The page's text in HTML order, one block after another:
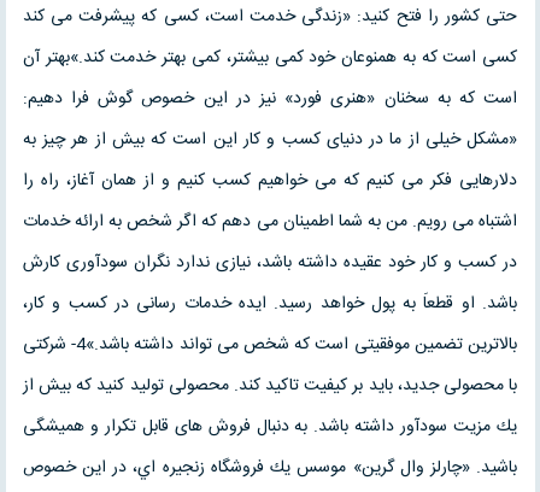
حتى كشور را فتح كنيد: «زندگى خدمت است، كسى كه پيشرفت مى كند
كسى است كه به همنوعان خود كمى بيشتر، كمى بهتر خدمت كند.»بهتر آن
است كه به سخنان «هنرى فورد» نيز در اين خصوص گوش فرا دهيم:
«مشكل خيلى از ما در دنياى كسب و كار اين است كه بيش از هر چيز به
دلارهايى فكر مى كنيم كه مى خواهيم كسب كنيم و از همان آغاز، راه را
اشتباه مى رويم. من به شما اطمينان مى دهم كه اگر شخص به ارائه خدمات
در كسب و كار خود عقيده داشته باشد، نيازى ندارد نگران سودآورى كارش
باشد. او قطعاَ به پول خواهد رسيد. ايده خدمات رسانى در كسب و كار،
بالاترين تضمين موفقيتى است كه شخص مى تواند داشته باشد.»4- شركتى
با محصولى جديد، بايد بر كيفيت تاكيد كند. محصولى توليد كنيد كه بيش از
يك مزيت سودآور داشته باشد. به دنبال فروش هاى قابل تكرار و هميشگى
باشيد. «چارلز وال گرين» موسس يك فروشگاه زنجيره اي، در اين خصوص